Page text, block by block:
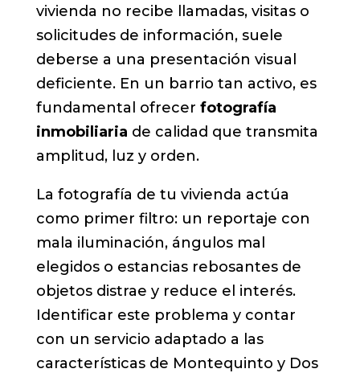
vivienda no recibe llamadas, visitas o
solicitudes de información, suele
deberse a una presentación visual
deficiente. En un barrio tan activo, es
fundamental ofrecer fotografía
inmobiliaria de calidad que transmita
amplitud, luz y orden.
La fotografía de tu vivienda actúa
como primer filtro: un reportaje con
mala iluminación, ángulos mal
elegidos o estancias rebosantes de
objetos distrae y reduce el interés.
Identificar este problema y contar
con un servicio adaptado a las
características de Montequinto y Dos